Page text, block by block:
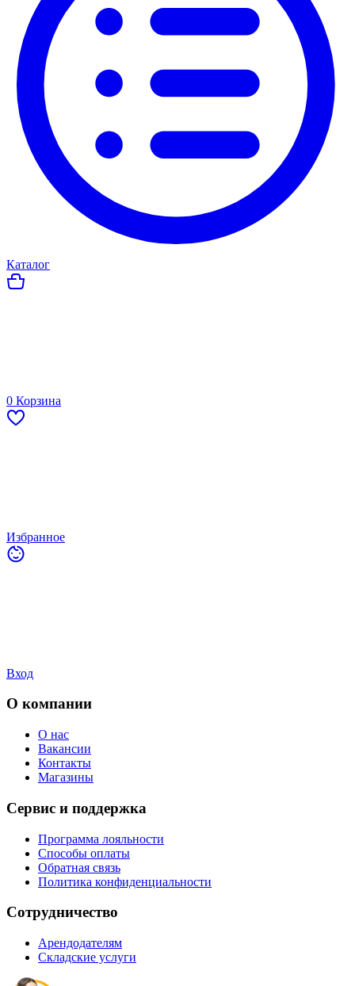
Каталог
0 Корзина
Избранное
Вход
О компании
О нас
Вакансии
Контакты
Магазины
Сервис и поддержка
Программа лояльности
Способы оплаты
Обратная связь
Политика конфиденциальности
Сотрудничество
Арендодателям
Складские услуги